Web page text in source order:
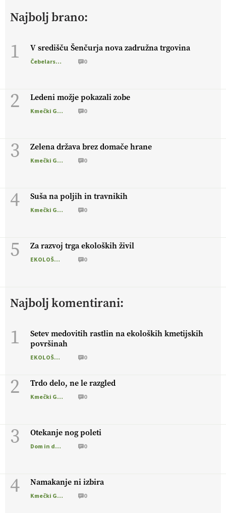
https://t.co/PX49GVsP1M @EUAgri #IMCAP #CAP
https://t.co/a1xatzEeid
reklama?
PRISLUHNITE
@EUAgri #imcap #cap #eco #skp
#vlog https://t.co/yev5PreiJu
Najbolj brano:
1 V središču Šenčurja nova zadružna trgovina
Čebelarstvo 0
2 Ledeni možje pokazali zobe
Kmečki Glas 0
3 Zelena država brez domače hrane
Kmečki Glas 0
4 Suša na poljih in travnikih
Kmečki Glas 0
5 Za razvoj trga ekoloških živil
EKOLOŠKO LOGIČNO 0
Najbolj komentirani:
1
Setev medovitih rastlin na ekoloških kmetijskih
površinah
EKOLOŠKO LOGIČNO 0
2 Trdo delo, ne le razgled
Kmečki Glas 0
3 Otekanje nog poleti
Dom in družina 0
4 Namakanje ni izbira
Kmečki Glas 0